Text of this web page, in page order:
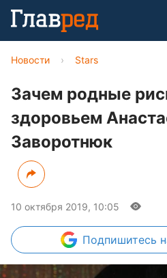
Новости › Stars
Зачем родные
здоровьем
Заворотнюк
10 октября 2019, 10:05
Подпишитесь